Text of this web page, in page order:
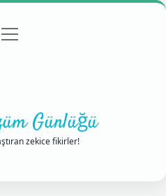
menüyü
Günlüğü
zekice fikirler!